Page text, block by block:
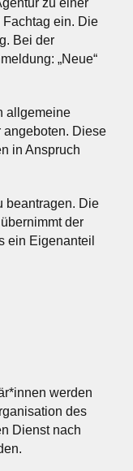
zu einer
ein. Die
Bei der
„Neue“
allgemeine
angeboten. Diese
in Anspruch
beantragen. Die
der
ein Eigenanteil
werden
des
Dienst nach